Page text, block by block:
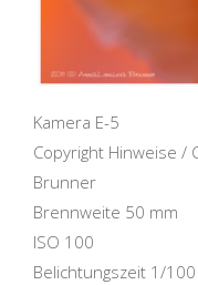
Kamera E-5
Copyright Hinweise /
Brunner
Brennweite 50 mm
ISO 100
Belichtungszeit 1/100